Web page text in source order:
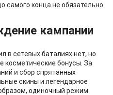
самого конца не обязательно.
кампании
в сетевых баталиях нет, но
косметические бонусы. За
и сбор спрятанных
скины и легендарное
одиночный режим